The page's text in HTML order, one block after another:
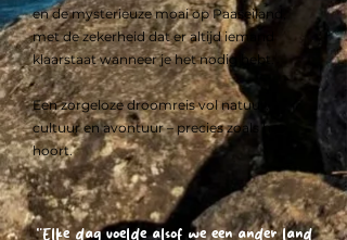
en de mysterieuze moai op Paaseiland,
met de zekerheid dat er altijd iemand
klaarstaat wanneer je het nodig hebt.
Een zorgeloze droomreis vol natuur,
cultuur en avontuur – precies zoals het
hoort.
"Elke dag voelde alsof we een ander land